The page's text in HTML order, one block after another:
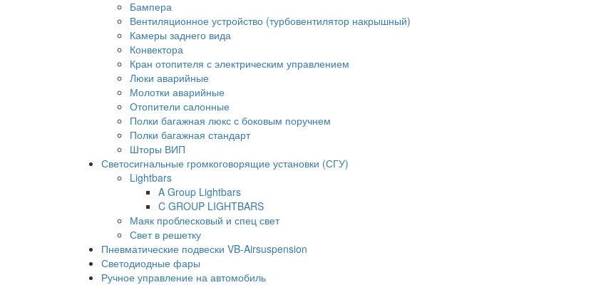
Бампера
Вентиляционное устройство (турбовентилятор накрышный)
Камеры заднего вида
Конвектора
Кран отопителя с электрическим управлением
Люки аварийные
Молотки аварийные
Отопители салонные
Полки багажная люкс с боковым поручнем
Полки багажная стандарт
Шторы ВИП
Светосигнальные громкоговорящие установки (СГУ)
Lightbars
A Group Lightbars
C GROUP LIGHTBARS
Маяк проблесковый и спец свет
Свет в решетку
Пневматические подвески VB-Airsuspension
Светодиодные фары
Ручное управление на автомобиль